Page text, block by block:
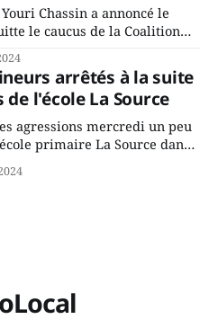
Chassin a annoncé le
le caucus de la Coalition
parce qu'il est déçu du
de son incapacité, qu'il
arrêtés à la suite
l'école La Source
agressions mercredi un peu
primaire La Source dans
Jérôme. L'une de deux
un véhicule et aspergée